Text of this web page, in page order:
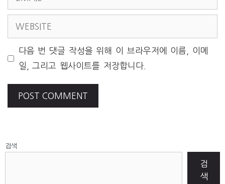
WEBSITE
다음 번 댓글 작성을 위해 이 브라우저에 이름, 이메
일, 그리고 웹사이트를 저장합니다.
검색
검
색